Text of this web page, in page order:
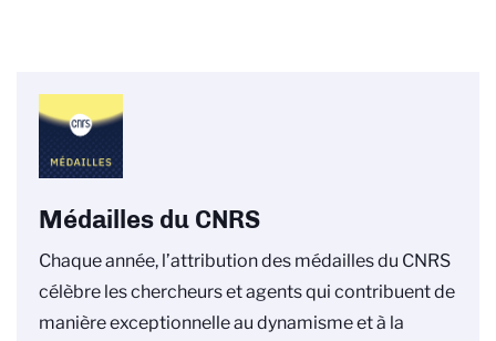
Médailles du CNRS
Chaque année, l’attribution des médailles du CNRS
célèbre les chercheurs et agents qui contribuent de
manière exceptionnelle au dynamisme et à la